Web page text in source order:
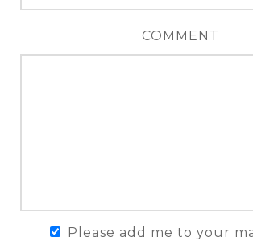
COMMENT
Please add me to your